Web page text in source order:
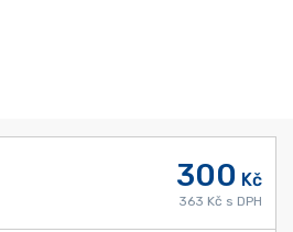
300 Kč
363 Kč s DPH